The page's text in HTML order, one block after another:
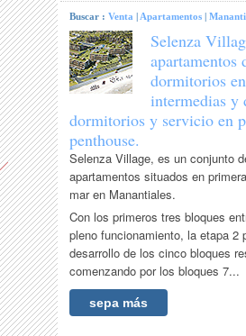
Buscar :Venta | Apartamentos |
Selenza
apartamentos
dormitorios
intermedias y
dormitorios y servicio en
penthouse.
Selenza Village, es un conjunto
apartamentos situados en
mar en Manantiales.
Con los primeros tres bloques
pleno funcionamiento, la etapa 2
desarrollo de los cinco bloques
comenzando por los bloques 7...
sepa más